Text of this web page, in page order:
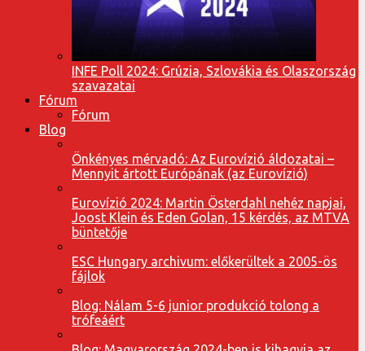
INFE Poll 2024: Grúzia, Szlovákia és Olaszország
szavazatai
Fórum
Fórum
Blog
Önkényes mérvadó: Az Eurovízió áldozatai –
Mennyit ártott Európának (az Eurovízió)
Eurovízió 2024: Martin Österdahl nehéz napjai,
Joost Klein és Eden Golan, 15 kérdés, az MTVA
büntetője
ESC Hungary archivum: előkerültek a 2005-ös
fájlok
Blog: Nálam 5-6 junior produkció tolong a
trófeáért